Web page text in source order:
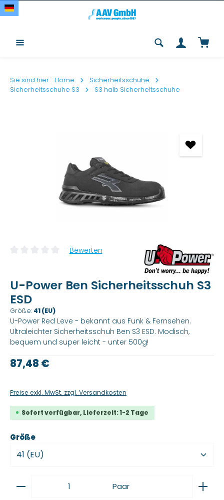
Zum Hauptinhalt springen
Sie sind hier: Home
Sicherheitsschuhe
Sicherheitsschuhe S3
S3 halb Sicherheitsschuhe
Durchschnittliche Bewertung von 0 von 5 Sternen
Bewerten
U-Power Ben Sicherheitsschuh S3
ESD
Größe: 41 (EU)
U-Power Red Leve - bekannt aus Funk & Fernsehen.
Ultraleichter Sicherheitsschuh Ben S3 ESD. Modisch,
bequem und super leicht - unter 500g!
Regulärer Preis:
87,48 €
Preise exkl. MwSt. zzgl. Versandkosten
Sofort verfügbar, Lieferzeit: 1-2 Tage
Größeauswählen
Produkt Anzahl: Gib den gewünschten Wert
Paar